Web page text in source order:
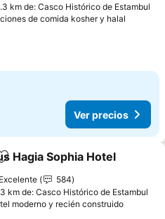
km de: Casco Histórico de Estambul
de comida kosher y halal
Ver precios
Agregar a favoritos
Hagia Sophia Hotel
Excelente
584
km de: Casco Histórico de Estambul
moderno y recién construido